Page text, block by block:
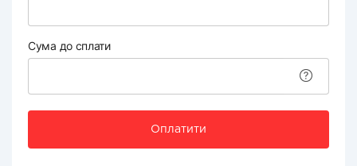
Сума до сплати
Оплатити